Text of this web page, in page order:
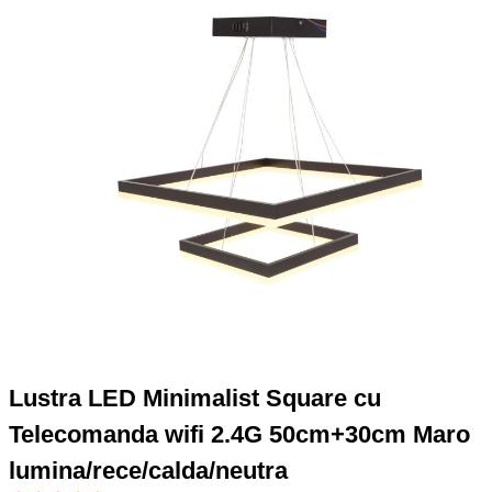
Lustra LED Minimalist Square cu
Telecomanda wifi 2.4G 50cm+30cm Maro
lumina/rece/calda/neutra